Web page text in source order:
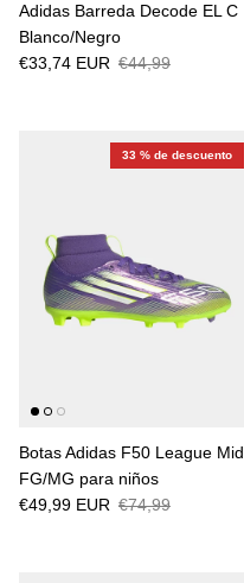
Adidas Barreda Decode EL C
Blanco/Negro
€33,74 EUR €44,99
33 % de descuento
Botas Adidas F50 League Mid
FG/MG para niños
€49,99 EUR €74,99